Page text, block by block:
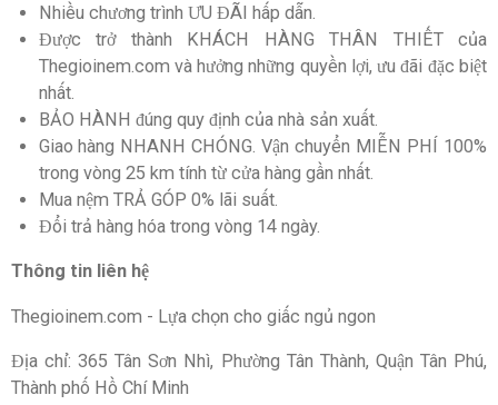
Nhiều chương trình ƯU ĐÃI hấp dẫn.
Được trở thành KHÁCH HÀNG THÂN THIẾT của
Thegioinem.com và hưởng những quyền lợi, ưu đãi đặc biệt
nhất.
BẢO HÀNH đúng quy định của nhà sản xuất.
Giao hàng NHANH CHÓNG. Vận chuyển MIỄN PHÍ 100%
trong vòng 25 km tính từ cửa hàng gần nhất.
Mua nệm TRẢ GÓP 0% lãi suất.
Đổi trả hàng hóa trong vòng 14 ngày.
Thông tin liên hệ
Thegioinem.com - Lựa chọn cho giấc ngủ ngon
Địa chỉ: 365 Tân Sơn Nhì, Phường Tân Thành, Quận Tân Phú,
Thành phố Hồ Chí Minh